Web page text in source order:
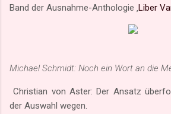
Band der Ausnahme-Anthologie ‚Liber
Michael Schmidt: Noch ein Wort an die
Christian von Aster: Der Ansatz
der Auswahl wegen.